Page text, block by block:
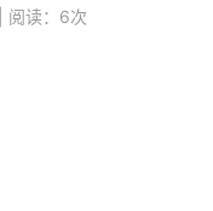
阅读：6次